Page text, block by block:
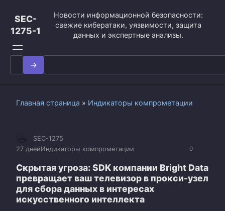
контенту
SEC-
1275-1
Новости информационной безопасности:
свежие кибератаки, уязвимости, защита
данных и экспертные анализы.
Search
for:
Главная страница » Индикаторы компрометации
0
SEC-1275
27 днейИндикаторы компрометации
Скрытая угроза: SDK компании Bright Data
превращает ваш телевизор в прокси-узел
для сбора данных в интересах
искусственного интеллекта